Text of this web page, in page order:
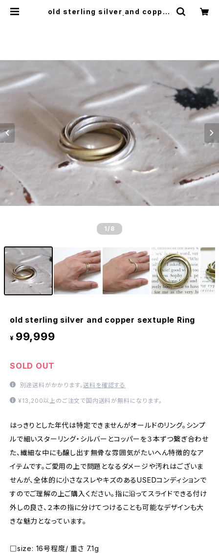
old sterling silver and copper
1 /8
old sterling silver and copper sextuple Ring
¥ 99,999
SOLD OUT
別途送料がかかります。送料を確認する
¥13,200以上のご注文で国内送料が無料になります。
はっきりとした年代は特定できませんがオールドのリング。シンプ
ルで細いスターリング・シルバーとコッパーを３本ずつ繋ぎ合わせ
た、繊細な中にも醸し出す無骨な雰囲気がたいへん特徴的なア
イテムです。ご愛用の上で問題となるダメージや汚れはございま
せんが、全体的に小さなスレやキズのあるUSEDコンディションで
すのでご理解の上ご購入ください。指に沿ってスライドできる付け
外しの良さ、２本の指に分けてつけることも可能なデザインも大
きな魅力となっています。
□size: 16号程度/ 重さ 7.1g